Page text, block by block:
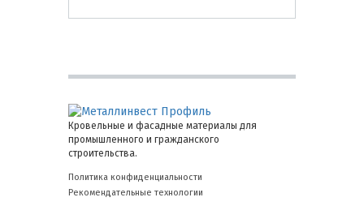
Кровельные и фасадные материалы для
промышленного и гражданского
строительства.
Политика конфиденциальности
Рекомендательные технологии